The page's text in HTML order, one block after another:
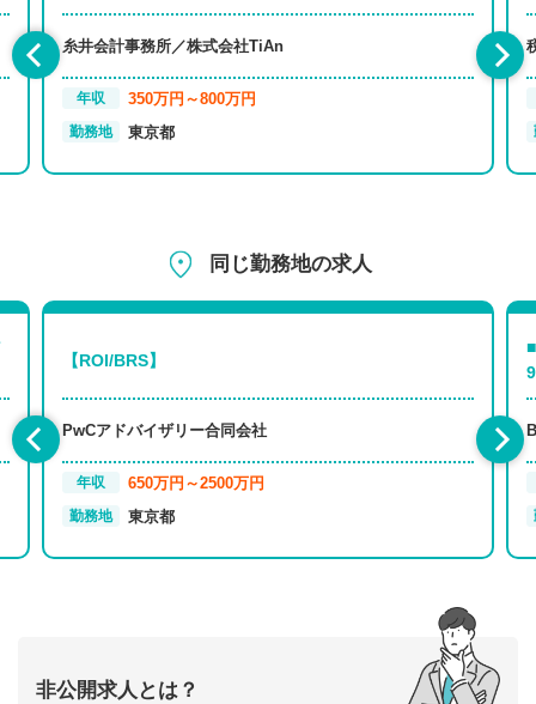
糸井会計事務所／株式会社TiAn
年収 350万円～800万円
勤務地 東京都
同じ勤務地の求人
【ROI/BRS】
PwCアドバイザリー合同会社
年収 650万円～2500万円
勤務地 東京都
非公開求人とは？